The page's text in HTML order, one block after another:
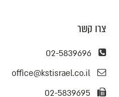
צרו קשר
02-5839696
office@kstisrael.co.il
02-5839695